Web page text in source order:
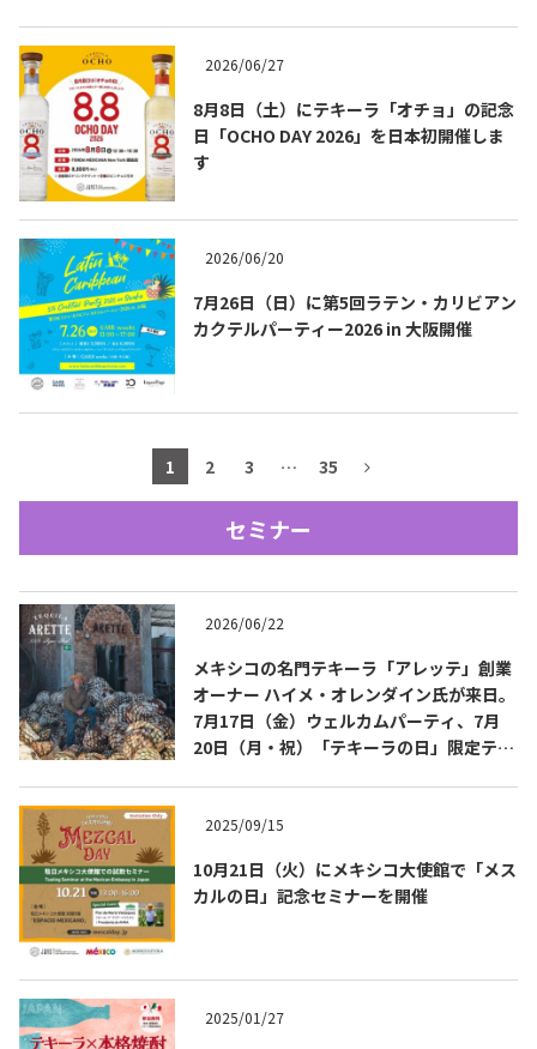
メキシコ料理 Cuisines of Mexico
メキシコ旅行
メキシコの記念日
トピックス一覧
テキーラ・メスカルが飲める
バー＆レストラン
Bar & Restaurant
Tequila Journal SNS 在日メキシコ大使館 SNS
っと知りたいテキーラの教科書』発売記念
2026/06/27
8月8日（土）にテキーラ「オチョ」の記念
日「OCHO DAY 2026」を日本初開催しま
す
2026/06/20
7月26日（日）に第5回ラテン・カリビアン
カクテルパーティー2026 in 大阪開催
1 2 3 … 35
セミナー
2026/06/22
メキシコの名門テキーラ「アレッテ」創業
オーナー ハイメ・オレンダイン氏が来日。
7月17日（金）ウェルカムパーティ、7月
20日（月・祝）「テキーラの日」限定テイ
2025/09/15
10月21日（火）にメキシコ大使館で「メス
カルの日」記念セミナーを開催
2025/01/27